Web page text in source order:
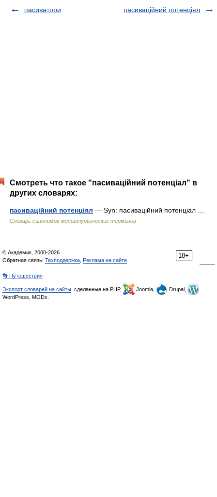
пасиватори
пасиваційний потенціял
Смотреть что такое "пасиваційний потенціал" в
других словарях:
пасиваційний потенціял — Syn: пасиваційний потенціал …
Словарь синонимов металлургических терминов
18+
© Академик, 2000-2026
Обратная связь: Техподдержка Реклама на сайте
👣 Путешествия
Экспорт словарей на сайты , сделанные на PHP, Joomla,
Drupal,
WordPress, MODx.